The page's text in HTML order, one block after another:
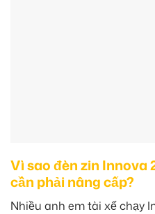
Vì sao đèn zin Innova
cần phải nâng cấp?
Nhiều anh em tài xế chạy